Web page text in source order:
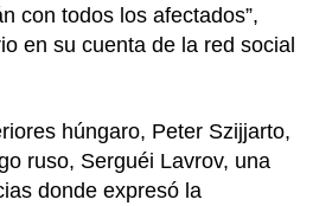
con todos los afectados”,
en su cuenta de la red social
húngaro, Peter Szijjarto,
ruso, Serguéi Lavrov, una
donde expresó la